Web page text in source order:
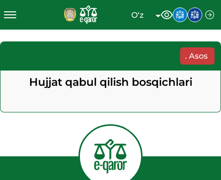
O‘z
. Asos
Hujjat qabul qilish bosqichlari